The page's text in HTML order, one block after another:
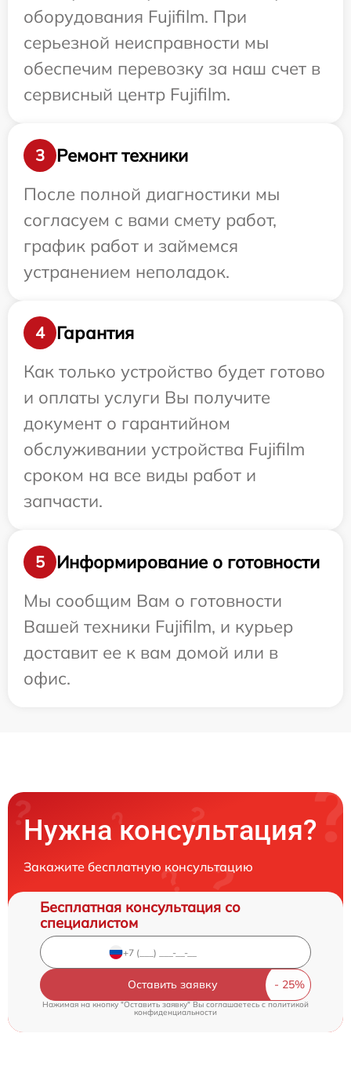
оборудования Fujifilm. При
серьезной неисправности мы
обеспечим перевозку за наш счет в
сервисный центр Fujifilm.
3
Ремонт техники
После полной диагностики мы
согласуем с вами смету работ,
график работ и займемся
устранением неполадок.
4
Гарантия
Как только устройство будет готово
и оплаты услуги Вы получите
документ о гарантийном
обслуживании устройства Fujifilm
сроком на все виды работ и
запчасти.
5
Информирование о готовности
Мы сообщим Вам о готовности
Вашей техники Fujifilm, и курьер
доставит ее к вам домой или в
офис.
Нужна консультация?
Закажите бесплатную консультацию
Бесплатная консультация со
специалистом
Оставить заявку
Нажимая на кнопку "Оставить заявку" Вы соглашаетесь c политикой
конфиденциальности